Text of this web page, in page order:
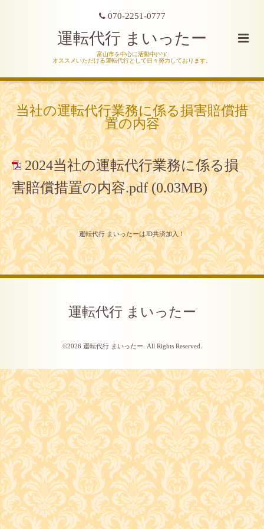
070-2251-0777
運転代行 まいったー
富山市を中心に活動中(^^)/
オススメいただける運転代行として日々努力しております。
当社の運転代行業務に係る損害賠償措
置の内容
2024当社の運転代行業務に係る損
害賠償措置の内容.pdf(0.03MB)
運転代行 まいったーはJD共済加入！
運転代行 まいったー
©2026 運転代行 まいったー . All Rights Reserved.